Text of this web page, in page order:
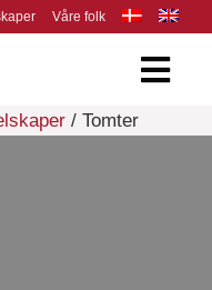
Våre folk
/ Tomter